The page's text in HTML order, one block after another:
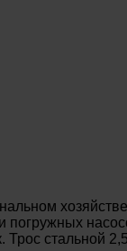
погружных
стальной